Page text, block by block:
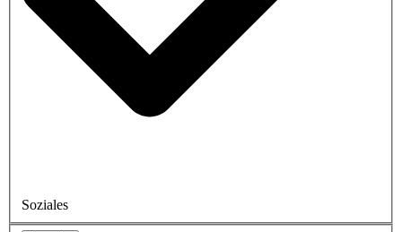
Soziales